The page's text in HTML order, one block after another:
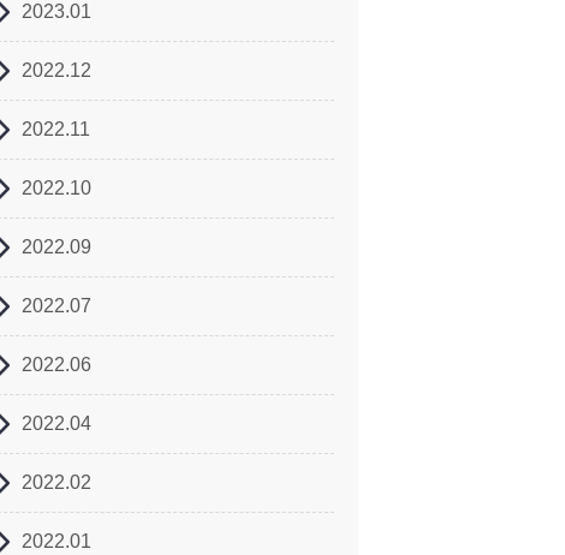
2023.01
2022.12
2022.11
2022.10
2022.09
2022.07
2022.06
2022.04
2022.02
2022.01